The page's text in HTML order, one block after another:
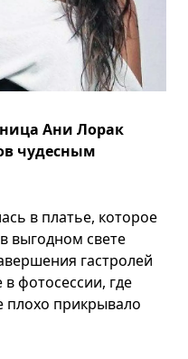
Ани Лорак
чудесным
в платье, которое
выгодном свете
гастролей
в фотосессии, где
плохо прикрывало